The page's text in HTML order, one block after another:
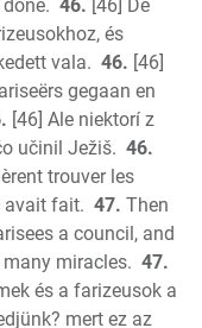
46. [46] De
és
vala. 46. [46]
gegaan en
[46] Ale niektorí z
učinil Ježiš. 46.
trouver les
avait fait. 47. Then
a council, and
miracles. 47.
és a farizeusok a
mert ez az